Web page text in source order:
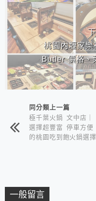
桃園內壢家
Butler 價格、
同分類上一篇
極千葉火鍋 文中店｜
選擇超豐富 停車方便
的桃園吃到飽火鍋選擇
一般留言